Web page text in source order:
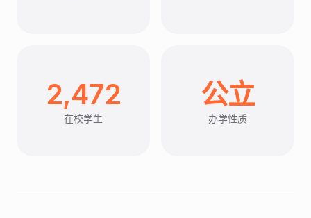
2,472
在校学生
公立
办学性质